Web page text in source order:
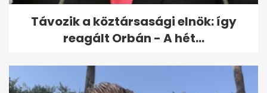
Távozik a köztársasági elnök: így
reagált Orbán - A hét...